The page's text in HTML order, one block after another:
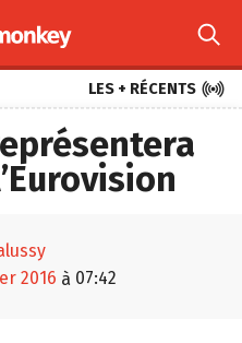

LES + RÉCENTS 
2016 à 07:42